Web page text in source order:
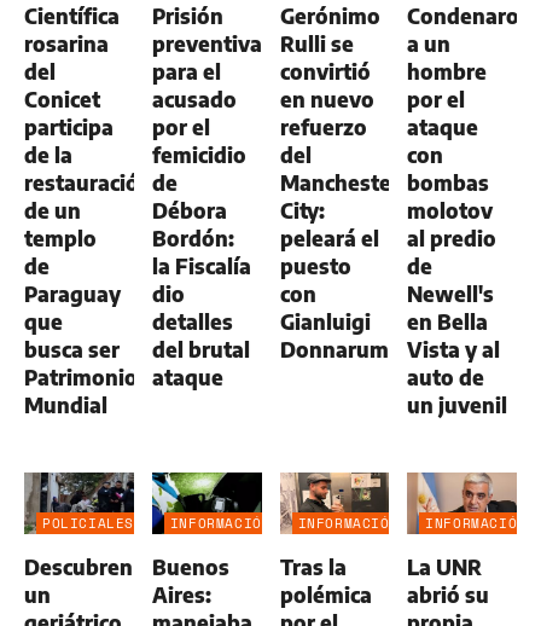
Científica
rosarina
del
Conicet
participa
de la
restauración
de un
templo
de
Paraguay
que
busca ser
Patrimonio
Mundial
Prisión
preventiva
para el
acusado
por el
femicidio
de
Débora
Bordón:
la Fiscalía
dio
detalles
del brutal
ataque
Gerónimo
Rulli se
convirtió
en nuevo
refuerzo
del
Manchester
City:
peleará el
puesto
con
Gianluigi
Donnarumma
Condenaron
a un
hombre
por el
ataque
con
bombas
molotov
al predio
de
Newell's
en Bella
Vista y al
auto de
un juvenil
POLICIALES
Descubren
un
INFORMACIÓN
Buenos
Aires:
INFORMACIÓN
Tras la
polémica
INFORMACIÓN
La UNR
abrió su